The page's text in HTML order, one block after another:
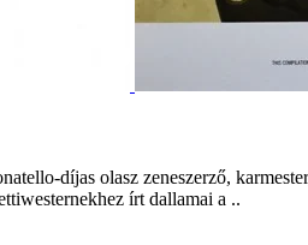
díjas olasz zeneszerző,
írt dallamai a ..